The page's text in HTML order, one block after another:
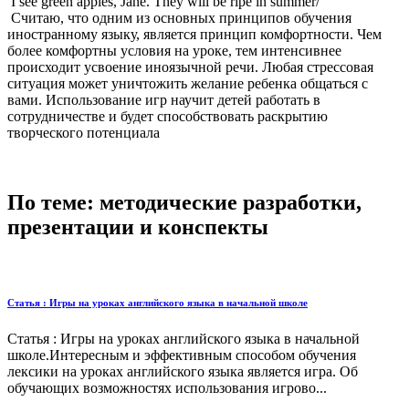
Считаю, что одним из основных принципов обучения
иностранному языку, является принцип комфортности. Чем
более комфортны условия на уроке, тем интенсивнее
происходит усвоение иноязычной речи. Любая стрессовая
ситуация может уничтожить желание ребенка общаться с
вами. Использование игр научит детей работать в
сотрудничестве и будет способствовать раскрытию
творческого потенциала
По теме: методические разработки,
презентации и конспекты
Статья : Игры на уроках английского языка в начальной школе
Статья : Игры на уроках английского языка в начальной
школе.Интересным и эффективным способом обучения
лексики на уроках английского языка является игра. Об
обучающих возможностях использования игрово...